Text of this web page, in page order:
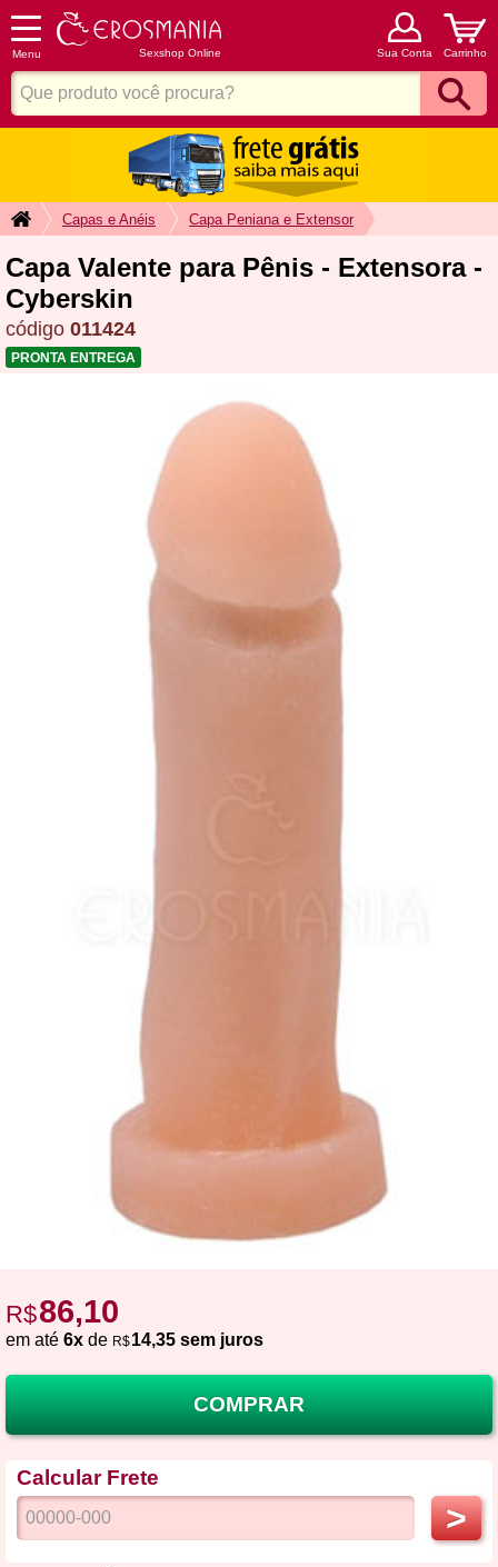
Menu Sexshop Online Sua Conta Carrinho
Capas e Anéis Capa Peniana e Extensor
Capa Valente para Pênis - Extensora -
Cyberskin
código 011424
PRONTA ENTREGA
R$86,10
em até 6x de R$14,35 sem juros
COMPRAR
Calcular Frete
>